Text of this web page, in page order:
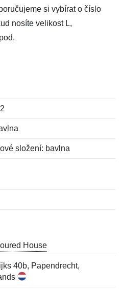
si vybírat o číslo
nosíte velikost L,
složení: bavlna
House
40b, Papendrecht,